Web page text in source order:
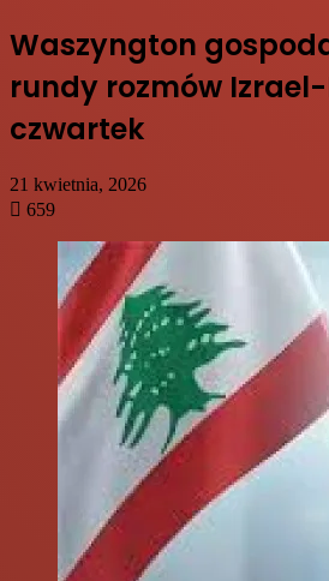
Waszyngton
rundy rozmów
czwartek
21 kwietnia, 2026
659